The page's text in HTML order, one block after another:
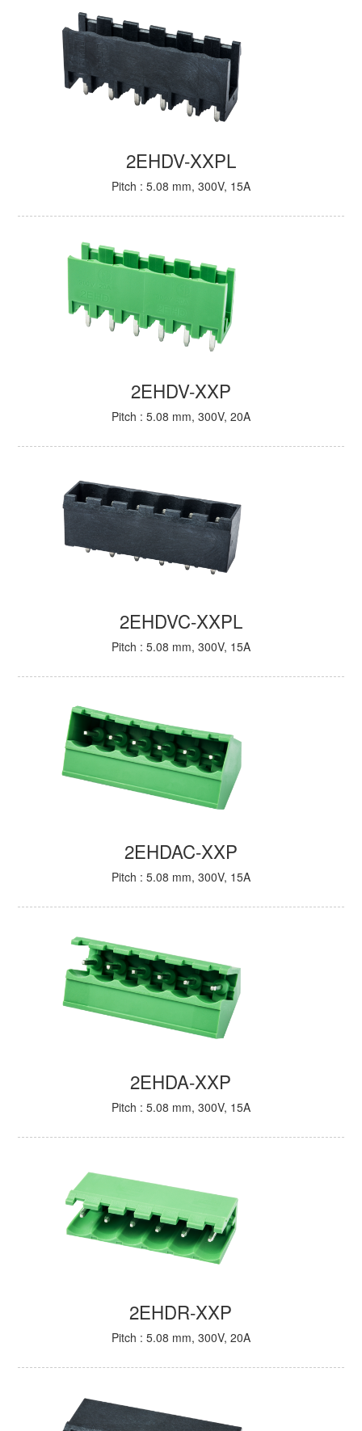
2EHDV-XXPL
Pitch : 5.08 mm, 300V, 15A
2EHDV-XXP
Pitch : 5.08 mm, 300V, 20A
2EHDVC-XXPL
Pitch : 5.08 mm, 300V, 15A
2EHDAC-XXP
Pitch : 5.08 mm, 300V, 15A
2EHDA-XXP
Pitch : 5.08 mm, 300V, 15A
2EHDR-XXP
Pitch : 5.08 mm, 300V, 20A